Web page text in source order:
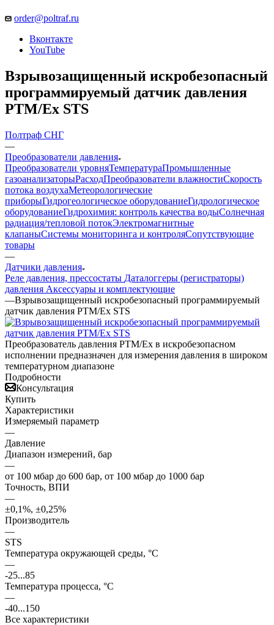
order@poltraf.ru
Вконтакте
YouTube
Взрывозащищенный искробезопасный
программируемый датчик давления
PTM/Ex STS
Полтраф СНГ
—
Преобразователи давления
Преобразователи уровняТемператураПромышленные
газоанализаторыРасходПреобразователи влажностиСкорость
потока воздухаМетеорологические
приборыГидрогеологическое оборудованиеГидрологическое
оборудованиеГидрохимия: контроль качества водыСолнечная
радиация/тепловой потокЭлектромагнитные
клапаныСистемы мониторинга и контроляСопутствующие
товары
—
Датчики давления
Реле давления, прессостаты Даталоггеры (регистраторы)
давления Аксессуары и комплектующие
—Взрывозащищенный искробезопасный программируемый
датчик давления PTM/Ex STS
Преобразователь давления PTM/Ex в искробезопасном
исполнении предназначен для измерения давления в широком
температурном диапазоне
Подробности
Консультация
Купить
Характеристики
Измеряемый параметр
—
Давление
Диапазон измерений, бар
—
от 100 мбар до 600 бар, от 100 мбар до 1000 бар
Точность, ВПИ
—
±0,1%, ±0,25%
Производитель
—
STS
Температура окружающей среды, °С
—
-25...85
Температура процесса, °С
—
-40...150
Все характеристики